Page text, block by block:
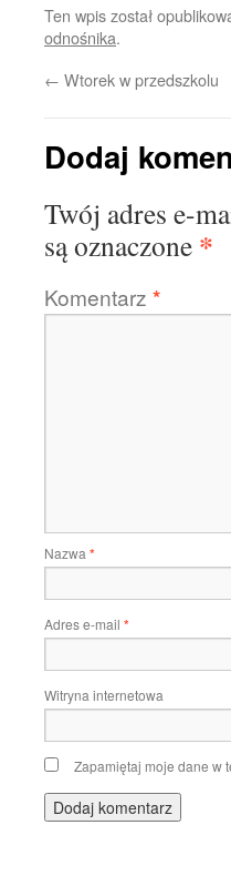
Ten wpis został
odnośnika.
← Wtorek w przedszkolu
Dodaj
Twój adres e-
są oznaczone *
Komentarz *
Nazwa *
Adres e-mail *
Witryna internetowa
Zapamiętaj moje dane w